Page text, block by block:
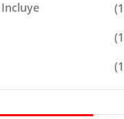
Incluye